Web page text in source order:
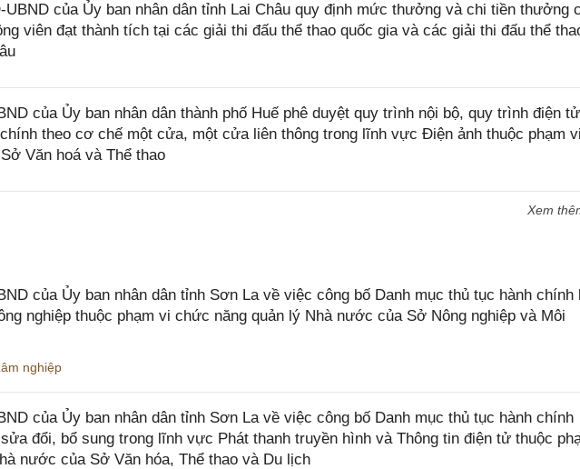
UBND của Ủy ban nhân dân tỉnh Lai Châu quy định mức thưởng và chi tiền thưởng
viên đạt thành tích tại các giải thi đấu thể thao quốc gia và các giải thi đấu thể
của Ủy ban nhân dân thành phố Huế phê duyệt quy trình nội bộ, quy trình điện tử
theo cơ chế một cửa, một cửa liên thông trong lĩnh vực Điện ảnh thuộc phạm vi
Văn hoá và Thể thao
Xem
của Ủy ban nhân dân tỉnh Sơn La về việc công bố Danh mục thủ tục hành chính
nghiệp thuộc phạm vi chức năng quản lý Nhà nước của Sở Nông nghiệp và Môi
nghiệp
của Ủy ban nhân dân tỉnh Sơn La về việc công bố Danh mục thủ tục hành chính
đổi, bổ sung trong lĩnh vực Phát thanh truyền hình và Thông tin điện tử thuộc
nước của Sở Văn hóa, Thể thao và Du lịch